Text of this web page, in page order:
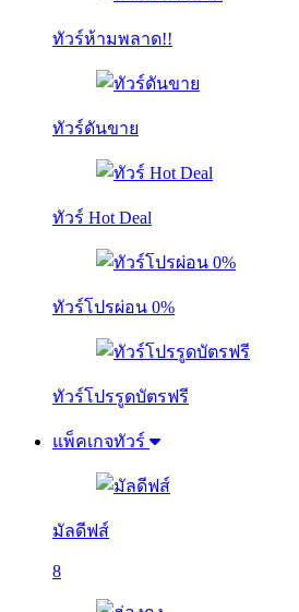
ทัวร์ห้ามพลาด!!
ทัวร์ดันขาย
ทัวร์ Hot Deal
ทัวร์โปรผ่อน 0%
ทัวร์โปรรูดบัตรฟรี
แพ็คเกจทัวร์
มัลดีฟส์
8